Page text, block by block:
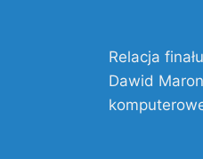
Relacja
Dawid